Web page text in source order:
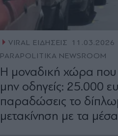
VIRAL ΕΙΔΗΣΕΙΣ
11.03.2026
PARAPOLITIKA NEWSROOM
Η μοναδική χώρα που
μην οδηγείς: 25.000
παραδώσεις το
μετακίνηση με τα μέσα